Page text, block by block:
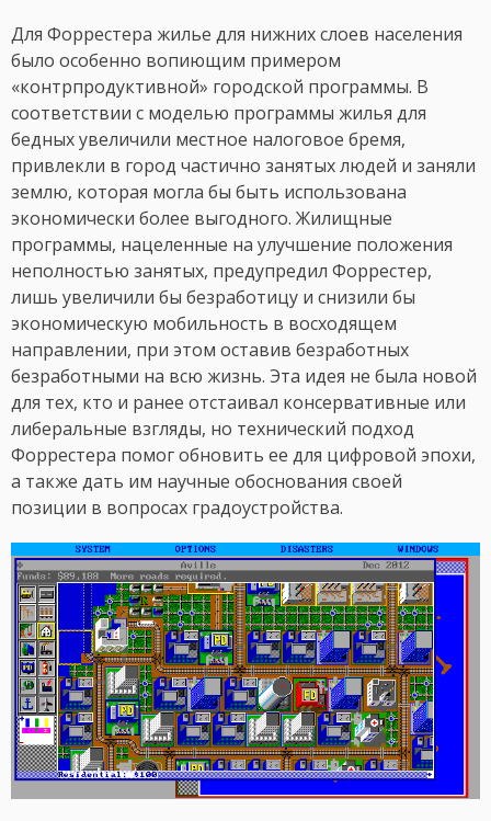
Для Форрестера жилье для нижних слоев населения
было особенно вопиющим примером
«контрпродуктивной» городской программы. В
соответствии с моделью программы жилья для
бедных увеличили местное налоговое бремя,
привлекли в город частично занятых людей и заняли
землю, которая могла бы быть использована
экономически более выгодного. Жилищные
программы, нацеленные на улучшение положения
неполностью занятых, предупредил Форрестер,
лишь увеличили бы безработицу и снизили бы
экономическую мобильность в восходящем
направлении, при этом оставив безработных
безработными на всю жизнь. Эта идея не была новой
для тех, кто и ранее отстаивал консервативные или
либеральные взгляды, но технический подход
Форрестера помог обновить ее для цифровой эпохи,
а также дать им научные обоснования своей
позиции в вопросах градоустройства.